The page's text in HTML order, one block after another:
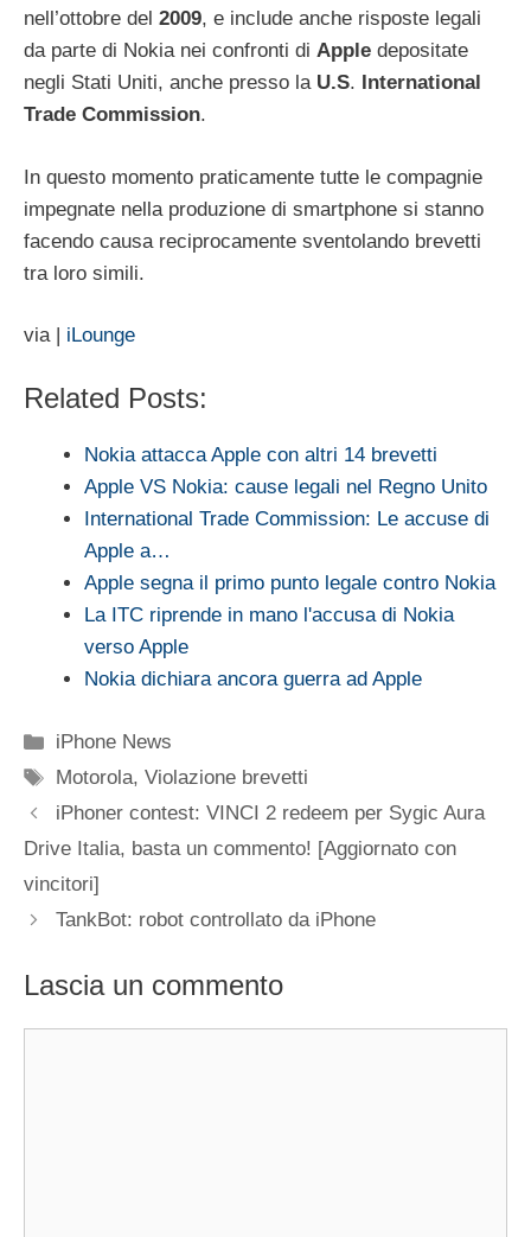
nell’ottobre del 2009, e include anche risposte legali
da parte di Nokia nei confronti di Apple depositate
negli Stati Uniti, anche presso la U.S.
International
Trade Commission.
In questo momento praticamente tutte le compagnie
impegnate nella produzione di smartphone si stanno
facendo causa reciprocamente sventolando brevetti
tra loro simili.
via | iLounge
Related Posts:
Nokia attacca Apple con altri 14 brevetti
Apple VS Nokia: cause legali nel Regno Unito
International Trade Commission: Le accuse di
Apple a…
Apple segna il primo punto legale contro Nokia
La ITC riprende in mano l'accusa di Nokia
verso Apple
Nokia dichiara ancora guerra ad Apple
Categorie
iPhone News
Tag
Motorola,Violazione brevetti
iPhoner contest: VINCI 2 redeem per Sygic Aura
Drive Italia, basta un commento! [Aggiornato con
vincitori]
TankBot: robot controllato da iPhone
Lascia un commento